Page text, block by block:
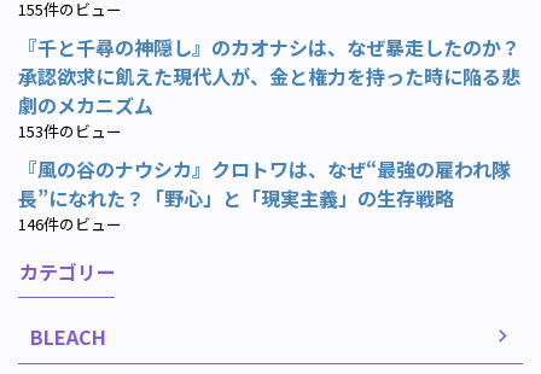
155件のビュー
『千と千尋の神隠し』のカオナシは、なぜ暴走したのか？
承認欲求に飢えた現代人が、金と権力を持った時に陥る悲
劇のメカニズム
153件のビュー
『風の谷のナウシカ』クロトワは、なぜ“最強の雇われ隊
長”になれた？「野心」と「現実主義」の生存戦略
146件のビュー
カテゴリー
BLEACH